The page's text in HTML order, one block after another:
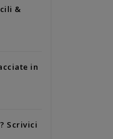
&
in
Scrivici